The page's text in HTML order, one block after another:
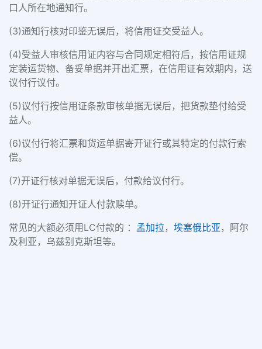
口人所在地通知行。
(3)通知行核对印鉴无误后，将信用证交受益人。
(4)受益人审核信用证内容与合同规定相符后，按信用证规
定装运货物、备妥单据并开出汇票，在信用证有效期内，送
议付行议付。
(5)议付行按信用证条款审核单据无误后，把货款垫付给受
益人。
(6)议付行将汇票和货运单据寄开证行或其特定的付款行索
偿。
(7)开证行核对单据无误后，付款给议付行。
(8)开证行通知开证人付款赎单。
常见的大额必须用LC付款的 ： 孟加拉 ， 埃塞俄比亚 ，阿尔
及利亚，乌兹别克斯坦等。